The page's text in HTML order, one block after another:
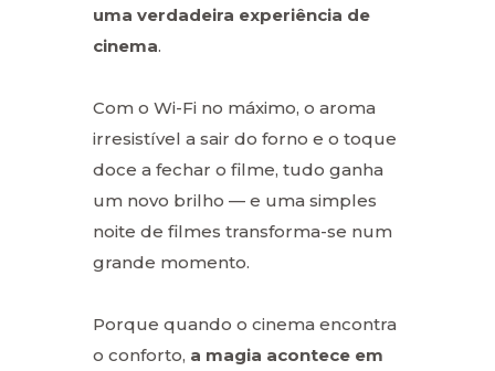
uma verdadeira experiência de
cinema.
Com o Wi-Fi no máximo, o aroma
irresistível a sair do forno e o toque
doce a fechar o filme, tudo ganha
um novo brilho — e uma simples
noite de filmes transforma-se num
grande momento.
Porque quando o cinema encontra
o conforto, a magia acontece em